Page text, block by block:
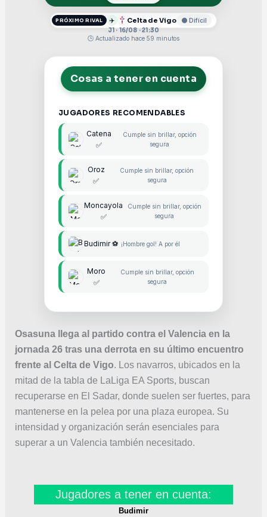
PRÓXIMO RIVAL ✈️ Celta de Vigo
🟠 Difícil
J1 · 16/08 · 21:30
🕒 Actualizado hace 59 minutos
Cosas a tener en cuenta
JUGADORES RECOMENDABLES
Catena
✅
Cumple sin brillar, opción
segura
Oroz
✅
Cumple sin brillar, opción
segura
Moncayola
✅
Cumple sin brillar, opción
segura
Budimir ⚽ ¡Hombre gol! A por él
Moro
✅
Cumple sin brillar, opción
segura
Osasuna llega al partido contra el Valencia en la
jornada 26 tras una derrota en su último encuentro
frente al Celta de Vigo. Los navarros, ubicados en la
mitad de la tabla de LaLiga EA Sports, buscan
recuperarse en El Sadar, donde suelen ser fuertes, para
mantenerse en la pelea por una plaza europea. Su
intensidad y organización serán esenciales para
superar a un Valencia también necesitado.
Jugadores a tener en cuenta:
Budimir